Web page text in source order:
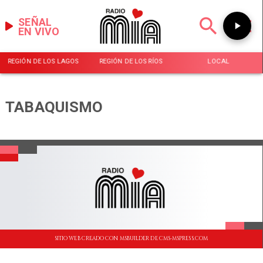
EN VIVO
SEÑAL
REGIÓN DE LOS LAGOS REGIÓN DE LOS RÍOS LOCAL
TABAQUISMO
SITIO WEB CREADO CON MSBUILDER DE CMS-MSPRESS.COM